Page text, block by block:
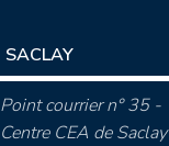
SACLAY
Point courrier n° 35 -
Centre CEA de Saclay